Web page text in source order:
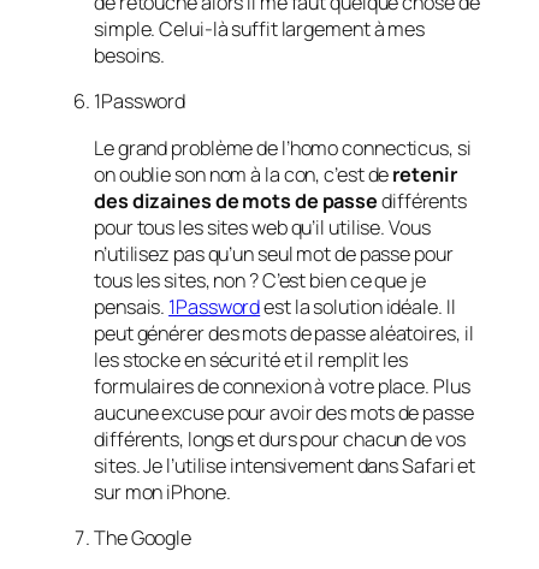
simple. Celui-là suffit largement à mes
besoins.
1Password
Le grand problème de l’homo connecticus, si
on oublie son nom à la con, c’est deretenir
des dizaines de mots de passedifférents
pour tous les sites web qu’il utilise. Vous
n’utilisez pas qu’un seul mot de passe pour
tous les sites, non ? C’est bien ce que je
pensais. 1Passwordest la solution idéale. Il
peut générer des mots de passe aléatoires, il
les stocke en sécurité et il remplit les
formulaires de connexion à votre place. Plus
aucune excuse pour avoir des mots de passe
différents, longs et durspour chacun de vos
sites. Je l’utilise intensivement dans Safari et
sur mon iPhone.
The Google